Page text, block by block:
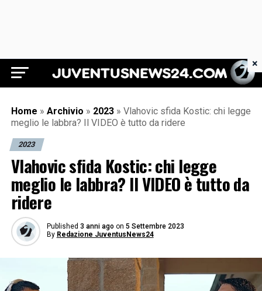
Juventus News 24
Home » Archivio » 2023 » Vlahovic sfida Kostic: chi legge
meglio le labbra? Il VIDEO è tutto da ridere
2023
Vlahovic sfida Kostic: chi legge
meglio le labbra? Il VIDEO è tutto da
ridere
Published 3 anni ago on 5 Settembre 2023
By Redazione JuventusNews24
×